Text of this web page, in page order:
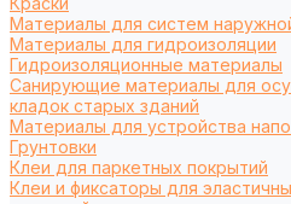
Материалы для систем
Материалы для гидроизоляции
Гидроизоляционные материалы
Санирующие материалы для
кладок старых зданий
Материалы для устройства
Грунтовки
Клеи для паркетных покрытий
Клеи и фиксаторы для